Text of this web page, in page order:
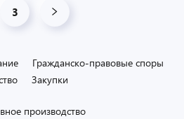
3
Гражданско-правовые споры
Закупки
производство